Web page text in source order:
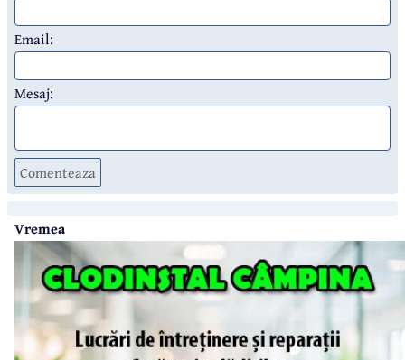
Email:
Mesaj:
Comenteaza
Vremea